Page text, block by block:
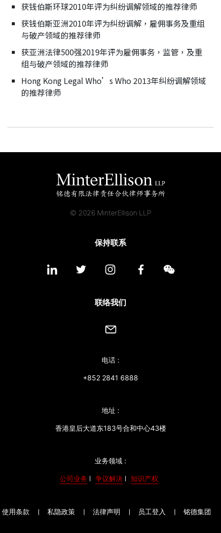
获钱伯斯环球2010年评为纠纷调解领域的推荐律师
获钱伯斯亚洲2010年评为纠纷调解，雇佣事务及重组
与破产领域的推荐律师
获亚洲法律500强2019年评为雇佣事务，监管，及重
组与破产领域的推荐律师
Hong Kong Legal Who’s Who 2013年纠纷调解领域
的推荐律师
© 2026 MinterEllison LLP
保持联系
联络我们
电话 :
+852 2841 6888
地址 :
香港皇后大道东183号合和中心43楼
业务领域 :
公司业务 争议解决 知识产权
使用条款 私隐政策 法律声明 员工登入 铭德集团